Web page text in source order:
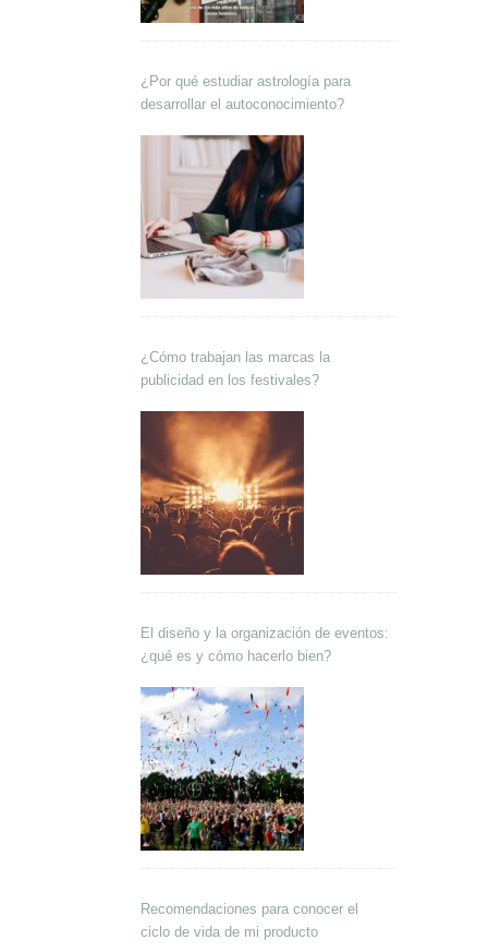
¿Por qué estudiar astrología para
desarrollar el autoconocimiento?
¿Cómo trabajan las marcas la
publicidad en los festivales?
El diseño y la organización de eventos:
¿qué es y cómo hacerlo bien?
Recomendaciones para conocer el
ciclo de vida de mi producto